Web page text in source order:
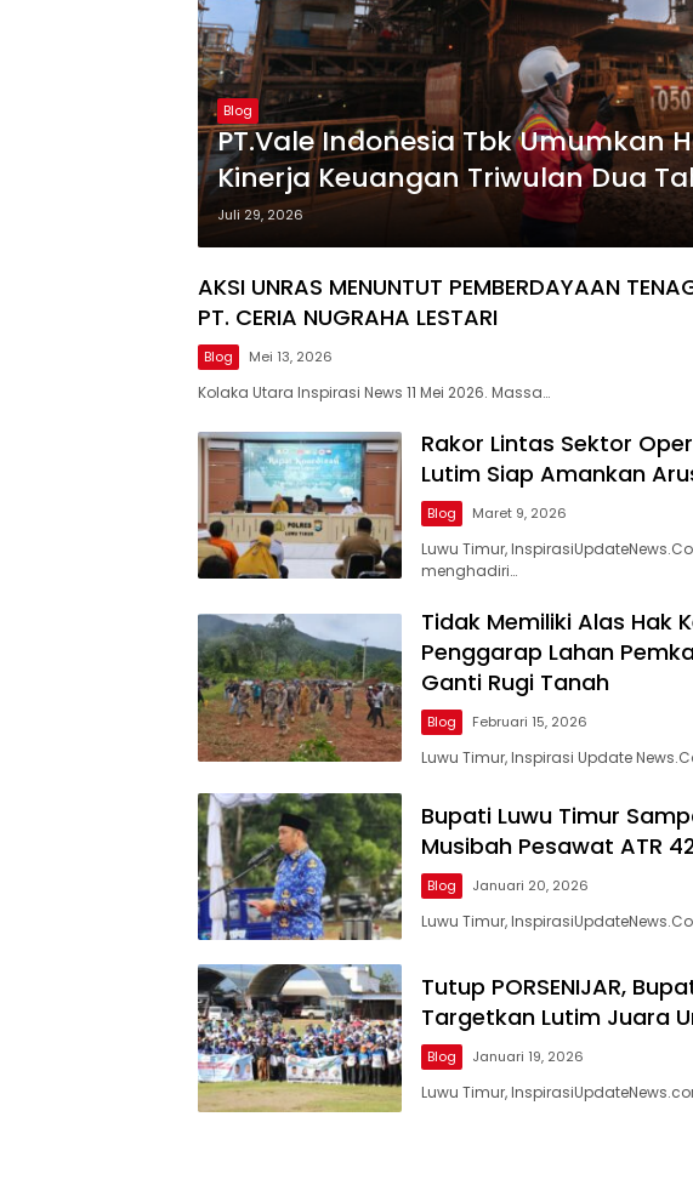
Blog
PT.Vale Indonesia Tbk Umumkan
Kinerja Keuangan Triwulan Dua
Juli 29, 2026
AKSI UNRAS MENUNTUT PEMBERDAYAAN
PT. CERIA NUGRAHA LESTARI
Blog Mei 13, 2026
Kolaka Utara Inspirasi News 11 Mei 2026. Massa…
Rakor Lintas Sektor
Lutim Siap Amankan
Blog Maret 9, 2026
Luwu Timur,
menghadiri…
Tidak Memiliki Alas Hak
Penggarap Lahan
Ganti Rugi Tanah
Blog Februari 15, 2026
Luwu Timur, Inspirasi Update
Bupati Luwu Timur
Musibah Pesawat ATR
Blog Januari 20, 2026
Luwu Timur,
Tutup PORSENIJAR,
Targetkan Lutim Juara
Blog Januari 19, 2026
Luwu Timur,